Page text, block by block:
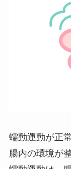
蠕動運動が正
腸内の環境が